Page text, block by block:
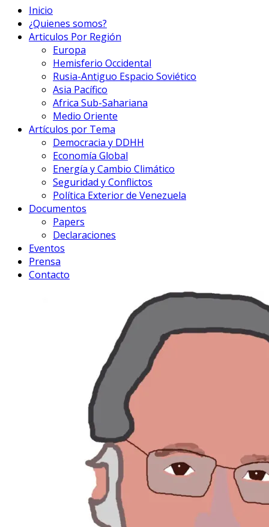
Inicio
¿Quienes somos?
Articulos Por Región
Europa
Hemisferio Occidental
Rusia-Antiguo Espacio Soviético
Asia Pacífico
Africa Sub-Sahariana
Medio Oriente
Artículos por Tema
Democracia y DDHH
Economía Global
Energía y Cambio Climático
Seguridad y Conflictos
Política Exterior de Venezuela
Documentos
Papers
Declaraciones
Eventos
Prensa
Contacto